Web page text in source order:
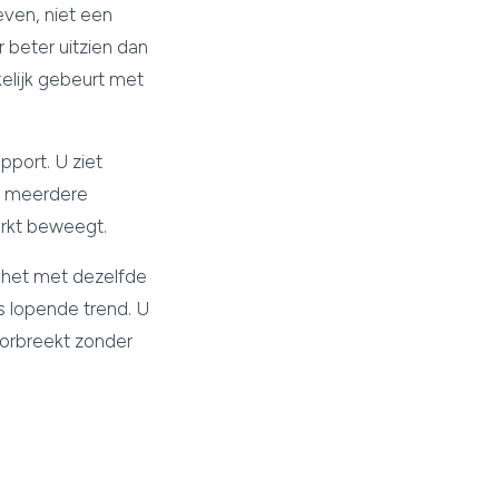
niet een
beter uitzien dan
gebeurt met
U ziet
meerdere
beweegt.
met dezelfde
lopende trend. U
zonder